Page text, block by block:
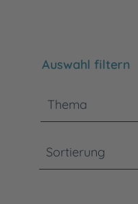
Bitte beachten
Auswahl filtern
Thema
Sortierung